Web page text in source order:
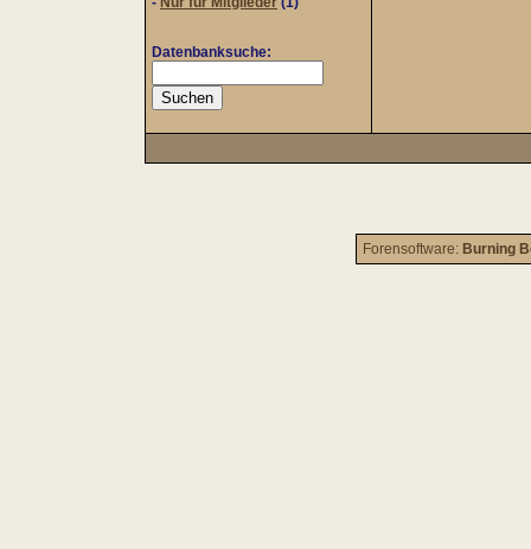
Datenbanksuche:
Forensoftware: Burning